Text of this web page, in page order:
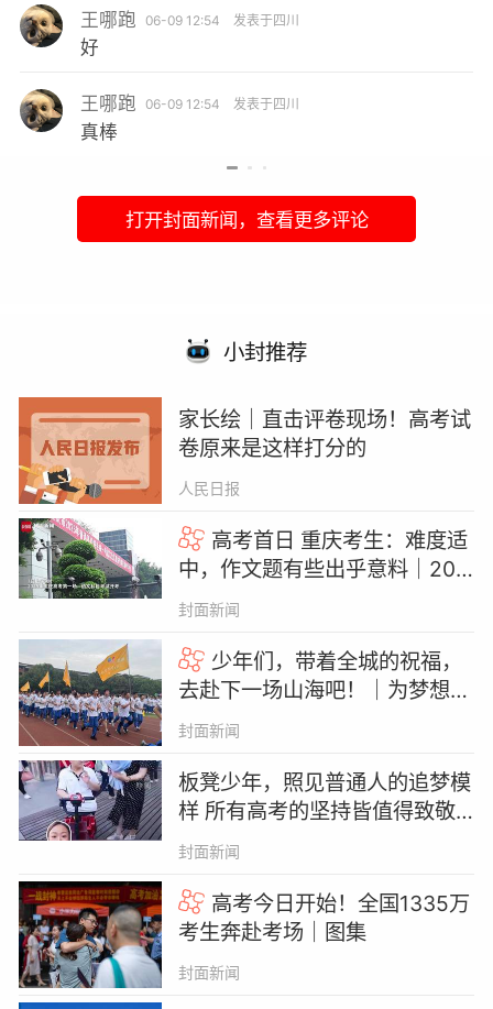
王哪跑 06-09 12:54 发表于四川
好
王哪跑 06-09 12:54 发表于四川
真棒
打开封面新闻，查看更多评论
小封推荐
家长绘｜直击评卷现场！高考试
卷原来是这样打分的
人民日报
高考首日 重庆考生：难度适
中，作文题有些出乎意料｜202
5年高考
封面新闻
少年们，带着全城的祝福，
去赴下一场山海吧！｜为梦想开
卷
封面新闻
板凳少年，照见普通人的追梦模
样 所有高考的坚持皆值得致敬
｜热点即阅
封面新闻
高考今日开始！全国1335万
考生奔赴考场｜图集
封面新闻